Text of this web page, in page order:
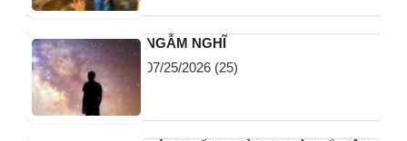
NGẪM NGHĨ
07/25/2026 (25)